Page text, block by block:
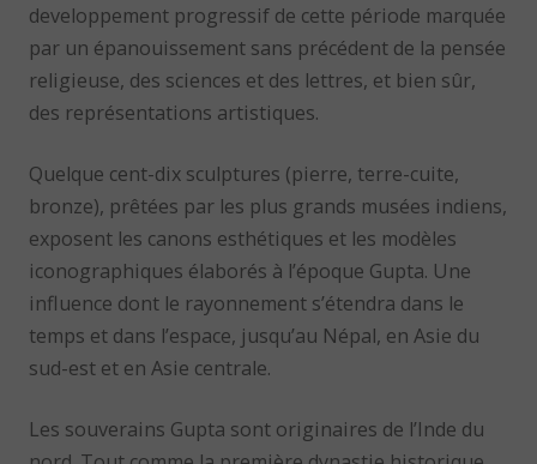
developpement progressif de cette période marquée
par un épanouissement sans précédent de la pensée
religieuse, des sciences et des lettres, et bien sûr,
des représentations artistiques.
Quelque cent-dix sculptures (pierre, terre-cuite,
bronze), prêtées par les plus grands musées indiens,
exposent les canons esthétiques et les modèles
iconographiques élaborés à l’époque Gupta. Une
influence dont le rayonnement s’étendra dans le
temps et dans l’espace, jusqu’au Népal, en Asie du
sud-est et en Asie centrale.
Les souverains Gupta sont originaires de l’Inde du